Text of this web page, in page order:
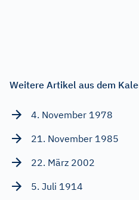
Weitere Artikel aus dem
4. November 1978
21. November 1985
22. März 2002
5. Juli 1914